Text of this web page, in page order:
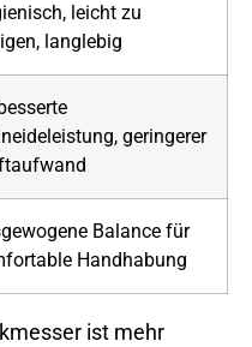
leicht zu
langlebig
geringerer
Balance für
Handhabung
ist mehr